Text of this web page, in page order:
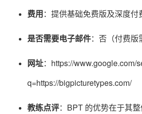
费用：提供基础免费版及深度付
是否需要电子邮件：否（付费版
网址：https://www.google.com/
q=https://bigpicturetypes.com/
教练点评：BPT 的优势在于其